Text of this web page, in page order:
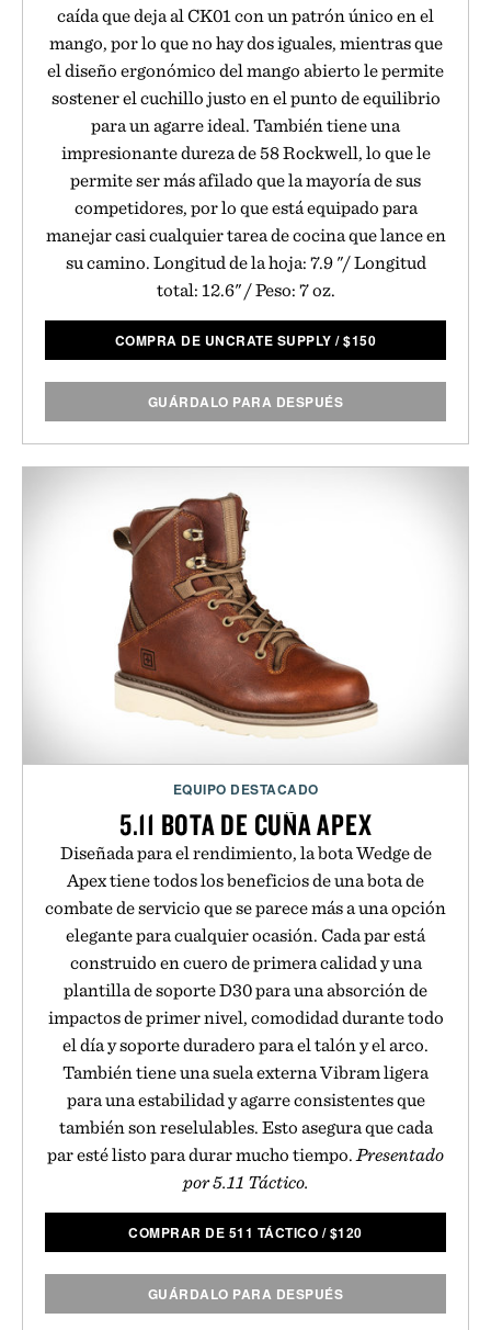
caída que deja al CK01 con un patrón único en el
mango, por lo que no hay dos iguales, mientras que
el diseño ergonómico del mango abierto le permite
sostener el cuchillo justo en el punto de equilibrio
para un agarre ideal. También tiene una
impresionante dureza de 58 Rockwell, lo que le
permite ser más afilado que la mayoría de sus
competidores, por lo que está equipado para
manejar casi cualquier tarea de cocina que lance en
su camino. Longitud de la hoja: 7.9 "/ Longitud
total: 12.6" / Peso: 7 oz.
COMPRA DE UNCRATE SUPPLY /$150
GUÁRDALO PARA DESPUÉS
EQUIPO DESTACADO
5.11 BOTA DE CUÑA APEX
Diseñada para el rendimiento, la bota Wedge de
Apex tiene todos los beneficios de una bota de
combate de servicio que se parece más a una opción
elegante para cualquier ocasión. Cada par está
construido en cuero de primera calidad y una
plantilla de soporte D30 para una absorción de
impactos de primer nivel, comodidad durante todo
el día y soporte duradero para el talón y el arco.
También tiene una suela externa Vibram ligera
para una estabilidad y agarre consistentes que
también son reselulables. Esto asegura que cada
par esté listo para durar mucho tiempo.Presentado
por 5.11 Táctico.
COMPRAR DE 511 TÁCTICO /$120
GUÁRDALO PARA DESPUÉS